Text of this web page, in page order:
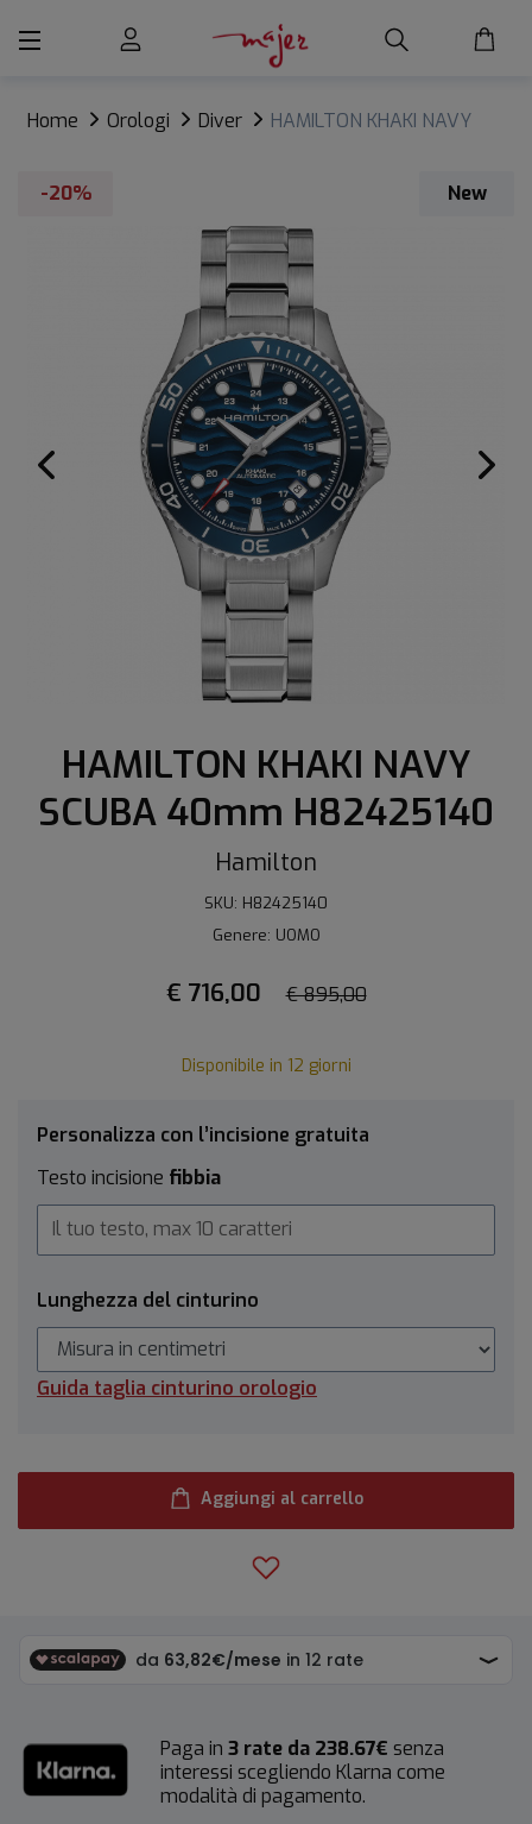
Home Orologi Diver
HAMILTON KHAKI NAVY
-20%
New
HAMILTON KHAKI NAVY
SCUBA 40mm H82425140
Hamilton
SKU: H82425140
Genere: UOMO
€ 716,00 € 895,00
Disponibile in 12 giorni
Personalizza con l’incisione gratuita
Testo incisione fibbia
Lunghezza del cinturino
Guida taglia cinturino orologio
Aggiungi al carrello
Paga in 3 rate da 238.67€ senza
interessi scegliendo Klarna come
modalità di pagamento.